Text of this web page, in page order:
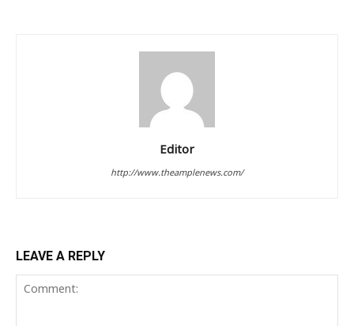
Editor
http://www.theamplenews.com/
LEAVE A REPLY